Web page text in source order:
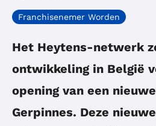
Franchisenemer Worden
Het Heytens-netwerk
ontwikkeling in België
opening van een
Gerpinnes. Deze